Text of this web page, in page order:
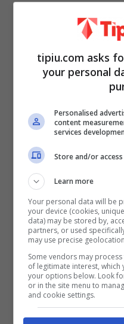
A esprimere il loro
tantissime
utenti della Rete,
Boris
e la sua consorte
ovviamente sono
quando hanno
che sul loro
Social su Twitter
scritto: “Siamo
morte diSir David
40 anni della sua
comunità.I nostri
preghiere sono
suoi amici e con i
tipiu.com asks
your personal
Personalised
content
services
Store and/or
Learn more
Your personal data will be
your device (cookies,
data) may be stored by,
partners, or used
may use precise
Some vendors may
of legitimate interest,
your options below. Look
or in the site menu to
and cookie settings.